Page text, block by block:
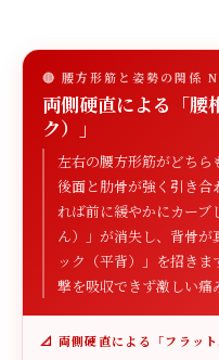
🔴 腰方形筋と姿勢の関係
両側硬直による「腰
ク）」
左右の腰方形筋がどちら
後面と肋骨が強く引き合
れば前に緩やかにカーブ
ん）」が消失し、背骨
ック（平背）」を招き
撃を吸収できず激しい痛
📐 両側硬直による「フラッ